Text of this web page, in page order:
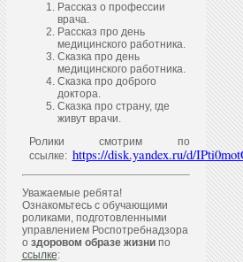
Рассказ о профессии
врача.
Рассказ про день
медицинского работника.
Сказка про день
медицинского работника.
Сказка про доброго
доктора.
Сказка про страну, где
живут врачи.
Ролики смотрим по
ссылке: https://disk.yandex.ru/d/
Уважаемые ребята!
Ознакомьтесь с обучающими
роликами, подготовленными
управлением Роспотребнадзора
о здоровом образе жизнипо
ссылке: